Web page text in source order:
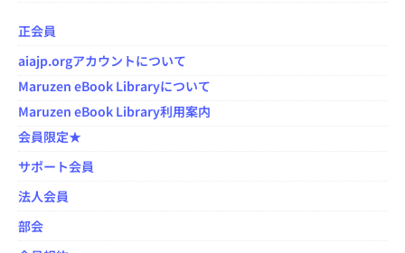
正会員
aiajp.orgアカウントについて
Maruzen eBook Libraryについて
Maruzen eBook Library利用案内
会員限定★
サポート会員
法人会員
部会